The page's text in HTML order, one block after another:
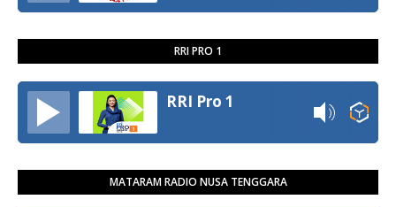
RRI PRO 1
RRI Pro 1
MATARAM RADIO NUSA TENGGARA